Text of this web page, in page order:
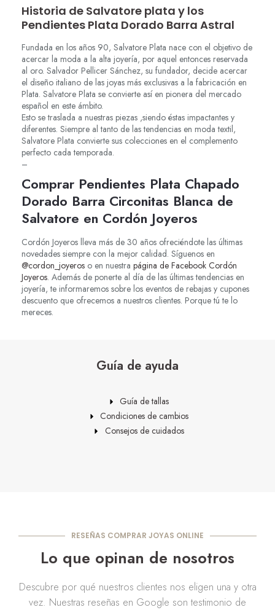
Historia de Salvatore plata y los
Pendientes Plata Dorado Barra Astral
Fundada en los años 90, Salvatore Plata nace con el objetivo de
acercar la moda a la alta joyería, por aquel entonces reservada
al oro. Salvador Pellicer Sánchez, su fundador, decide acercar
el diseño italiano de las joyas más exclusivas a la fabricación en
Plata. Salvatore Plata se convierte así en pionera del mercado
español en este ámbito.
Esto se traslada a nuestras piezas ,siendo éstas impactantes y
diferentes. Siempre al tanto de las tendencias en moda textil,
Salvatore Plata convierte sus colecciones en el complemento
perfecto cada temporada.
–
Comprar Pendientes Plata Chapado
Dorado Barra Circonitas Blanca de
Salvatore en Cordón Joyeros
Cordón Joyeros lleva más de 30 años ofreciéndote las últimas
novedades siempre con la mejor calidad. Síguenos en
@cordon_joyeros o en nuestra página de Facebook Cordón
Joyeros. Además de ponerte al día de las últimas tendencias en
joyería, te informaremos sobre los eventos de rebajas y cupones
descuento que ofrecemos a nuestros clientes. Porque tú te lo
mereces.
Guía de ayuda
Guía de tallas
Condiciones de cambios
Consejos de cuidados
RESEÑAS COMPRAR JOYAS ONLINE
Lo que opinan de nosotros
Descubre por qué nuestros clientes nos eligen una y otra
vez. Nuestras reseñas en Google son testimonio de